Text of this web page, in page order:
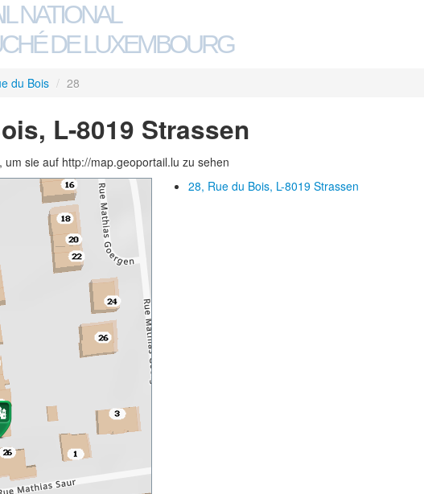
NATIONAL
DE LUXEMBOURG
du Bois / 28
L-8019 Strassen
um sie auf http://map.geoportail.lu zu sehen
28, Rue du Bois, L-8019 Strassen